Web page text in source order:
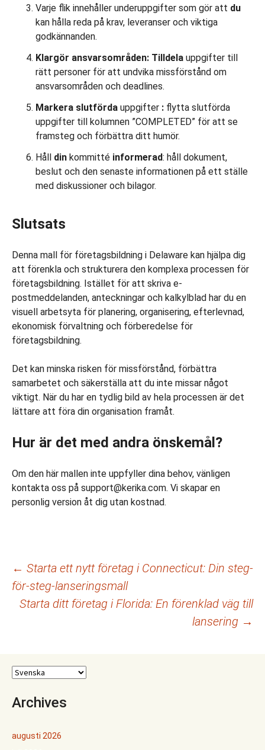
Varje flik innehåller underuppgifter som gör att du
kan hålla reda på krav, leveranser och viktiga
godkännanden.
Klargör ansvarsområden: Tilldela uppgifter till
rätt personer för att undvika missförstånd om
ansvarsområden och deadlines.
Markera slutförda uppgifter : flytta slutförda
uppgifter till kolumnen ”COMPLETED” för att se
framsteg och förbättra ditt humör.
Håll din kommitté informerad: håll dokument,
beslut och den senaste informationen på ett ställe
med diskussioner och bilagor.
Slutsats
Denna mall för företagsbildning i Delaware kan hjälpa dig
att förenkla och strukturera den komplexa processen för
företagsbildning. Istället för att skriva e-
postmeddelanden, anteckningar och kalkylblad har du en
visuell arbetsyta för planering, organisering, efterlevnad,
ekonomisk förvaltning och förberedelse för
företagsbildning.
Det kan minska risken för missförstånd, förbättra
samarbetet och säkerställa att du inte missar något
viktigt. När du har en tydlig bild av hela processen är det
lättare att föra din organisation framåt.
Hur är det med andra önskemål?
Om den här mallen inte uppfyller dina behov, vänligen
kontakta oss på support@kerika.com. Vi skapar en
personlig version åt dig utan kostnad.
Inläggsnavigering
← Starta ett nytt företag i Connecticut: Din steg-
för-steg-lanseringsmall
Starta ditt företag i Florida: En förenklad väg till
lansering →
Archives
augusti 2026